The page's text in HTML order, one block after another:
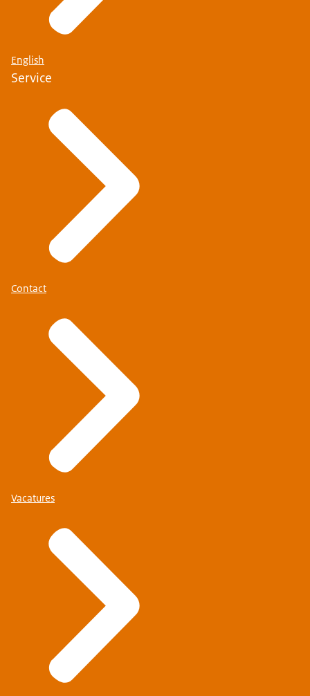
English
Service
Contact
Vacatures